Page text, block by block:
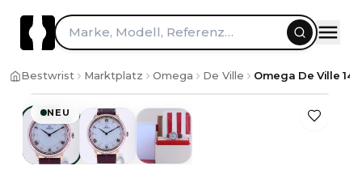
Zum Inhalt springen
Marke, Modell, Referenz…
Bestwrist Marktplatz Omega De Ville Omega De Ville
NEU
1/3